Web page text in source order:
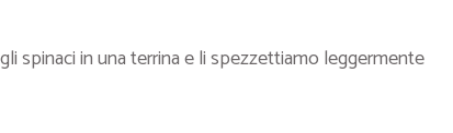
spinaci in una terrina e li spezzettiamo leggermente